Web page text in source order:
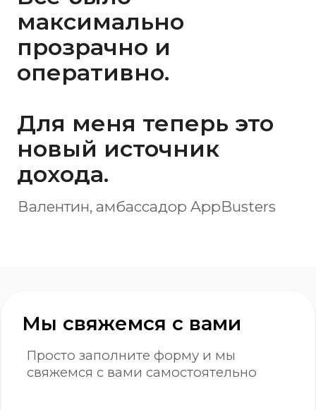
Телеграм
Какой у вас вопрос? (опц)
Согласен с политикой конфиденциальности
Согласен с обработкой персональных данных
hello@appbusters.io